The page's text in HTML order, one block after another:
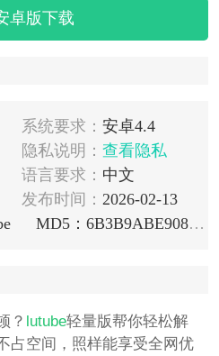
卓版下载
系统要求： 安卓4.4
隐私说明： 查看隐私
语言要求： 中文
发布时间： 2026-02-13
MD5：6B3B9ABE9089A2C4C63E90F1F9D9AE4D
？ lutube轻量版帮你轻松解
占空间，照样能享受全网优